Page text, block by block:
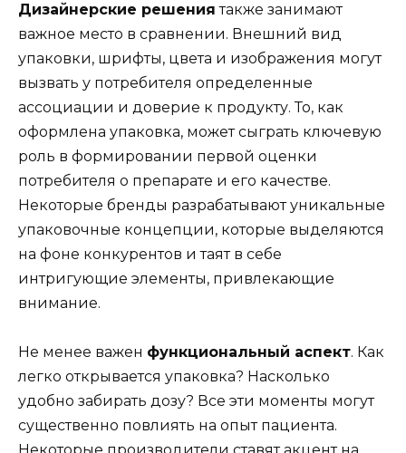
Дизайнерские решения также занимают
важное место в сравнении. Внешний вид
упаковки, шрифты, цвета и изображения могут
вызвать у потребителя определенные
ассоциации и доверие к продукту. То, как
оформлена упаковка, может сыграть ключевую
роль в формировании первой оценки
потребителя о препарате и его качестве.
Некоторые бренды разрабатывают уникальные
упаковочные концепции, которые выделяются
на фоне конкурентов и таят в себе
интригующие элементы, привлекающие
внимание.
Не менее важен функциональный аспект. Как
легко открывается упаковка? Насколько
удобно забирать дозу? Все эти моменты могут
существенно повлиять на опыт пациента.